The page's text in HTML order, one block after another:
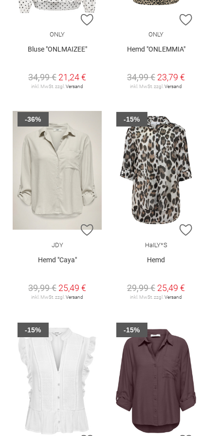
ZUR WUNSCHLISTE HINZUFÜGEN
ONLY
Bluse "ONLMAIZEE"
34,99 € 21,24 €
inkl. MwSt. zzgl. Versand
ZUR
ONLY
Hemd "ONLEMMIA"
34,99 € 23,79 €
inkl. MwSt. zzgl. Versand
ZUR WUNSCHLISTE HINZUFÜGEN
JDY
Hemd "Caya"
39,99 € 25,49 €
inkl. MwSt. zzgl. Versand
-36%
ZUR
HaILY*S
Hemd
29,99 € 25,49 €
inkl. MwSt. zzgl. Versand
-15%
-15% -15%